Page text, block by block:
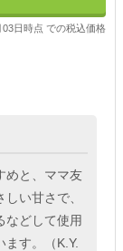
日時点 での税込価格
めと、ママ友
い甘さで、
などして使用
ます。（K.Y.